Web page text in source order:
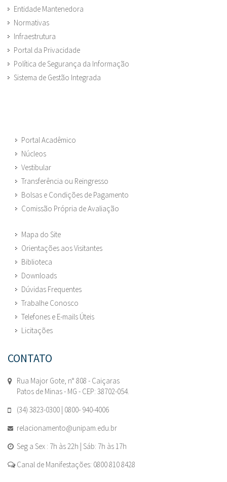
Entidade Mantenedora
Normativas
Infraestrutura
Portal da Privacidade
Política de Segurança da Informação
Sistema de Gestão Integrada
Portal Acadêmico
Núcleos
Vestibular
Transferência ou Reingresso
Bolsas e Condições de Pagamento
Comissão Própria de Avaliação
Mapa do Site
Orientações aos Visitantes
Biblioteca
Downloads
Dúvidas Frequentes
Trabalhe Conosco
Telefones e E-mails Úteis
Licitações
CONTATO
Rua Major Gote, n° 808 - Caiçaras
Patos de Minas - MG - CEP: 38702-054.
(34) 3823-0300 | 0800- 940-4006
relacionamento@unipam.edu.br
Seg a Sex : 7h às 22h | Sáb: 7h às 17h
Canal de Manifestações: 0800 810 8428